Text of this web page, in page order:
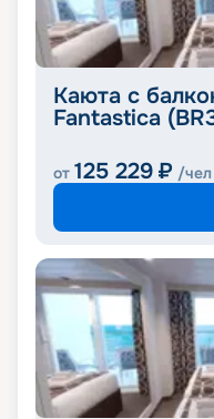
Каюта с
Fantastica
от 125 229 ₽ /чел